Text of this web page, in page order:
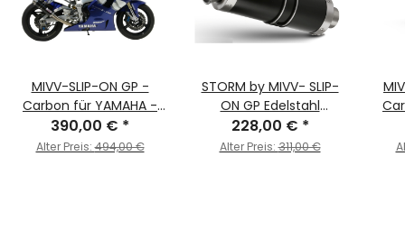
MIVV-SLIP-ON GP -
Carbon für YAMAHA -
YZF 1000 R1 BJ. 1998 >
2001 - Y.001.L2S
390,00 € *
Alter Preis:494,00 €
STORM by MIVV- SLIP-
ON GP Edelstahl
Schwarz für YAMAHA
YZF 1000 R1 Bj. 1998 >
228,00 € *
Alter Preis:311,00 €